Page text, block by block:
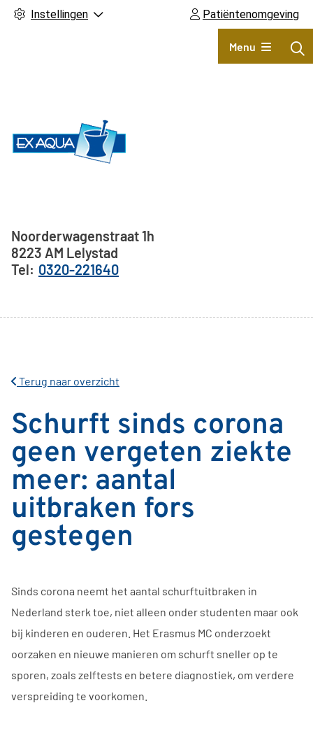
Instellingen Patiëntenomgeving
Hoofdmenu
Menu
Adresgegevens
Noorderwagenstraat 1h
8223 AM Lelystad
0320-221640
Terug naar overzicht
Schurft sinds corona
geen vergeten ziekte
meer: aantal
uitbraken fors
gestegen
Sinds corona neemt het aantal schurftuitbraken in
Nederland sterk toe, niet alleen onder studenten maar ook
bij kinderen en ouderen. Het Erasmus MC onderzoekt
oorzaken en nieuwe manieren om schurft sneller op te
sporen, zoals zelftests en betere diagnostiek, om verdere
verspreiding te voorkomen.